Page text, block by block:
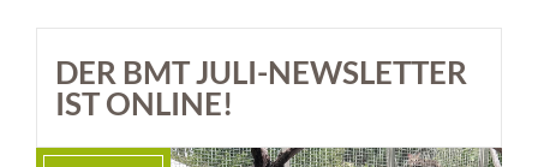
HELFEN
INFOS +
DER BMT JULI-NEWSLETTER
IST ONLINE!